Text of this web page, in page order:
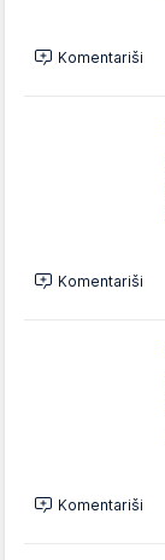
Komentariši
Komentariši
Komentariši